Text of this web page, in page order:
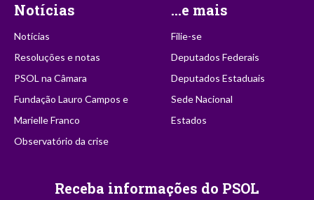
Notícias
Notícias
Resoluções e notas
PSOL na Câmara
Fundação Lauro Campos e
Marielle Franco
Observatório da crise
...e mais
Filie-se
Deputados Federais
Deputados Estaduais
Sede Nacional
Estados
Receba informações do PSOL